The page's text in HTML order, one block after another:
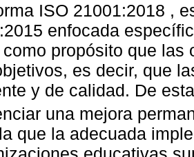
ISO 21001:2018 ,
enfocada
propósito que las
es decir, que
y de calidad. De
una mejora
que la adecuada